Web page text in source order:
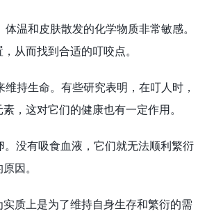
温和皮肤散发的化学物质非常敏感。
从而找到合适的叮咬点。
持生命。有些研究表明，在叮人时，
，这对它们的健康也有一定作用。
没有吸食血液，它们就无法顺利繁衍
因。
质上是为了维持自身生存和繁衍的需